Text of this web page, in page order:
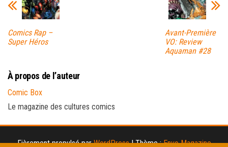
Comics Rap –
Super Héros
Avant-Première
VO: Review
Aquaman #28
À propos de l’auteur
Comic Box
Le magazine des cultures comics
Fièrement propulsé parWordPress |Thème :Envo Magazine